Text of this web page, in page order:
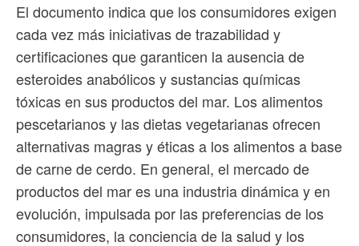
El documento indica que los consumidores exigen
cada vez más iniciativas de trazabilidad y
certificaciones que garanticen la ausencia de
esteroides anabólicos y sustancias químicas
tóxicas en sus productos del mar. Los alimentos
pescetarianos y las dietas vegetarianas ofrecen
alternativas magras y éticas a los alimentos a base
de carne de cerdo. En general, el mercado de
productos del mar es una industria dinámica y en
evolución, impulsada por las preferencias de los
consumidores, la conciencia de la salud y los